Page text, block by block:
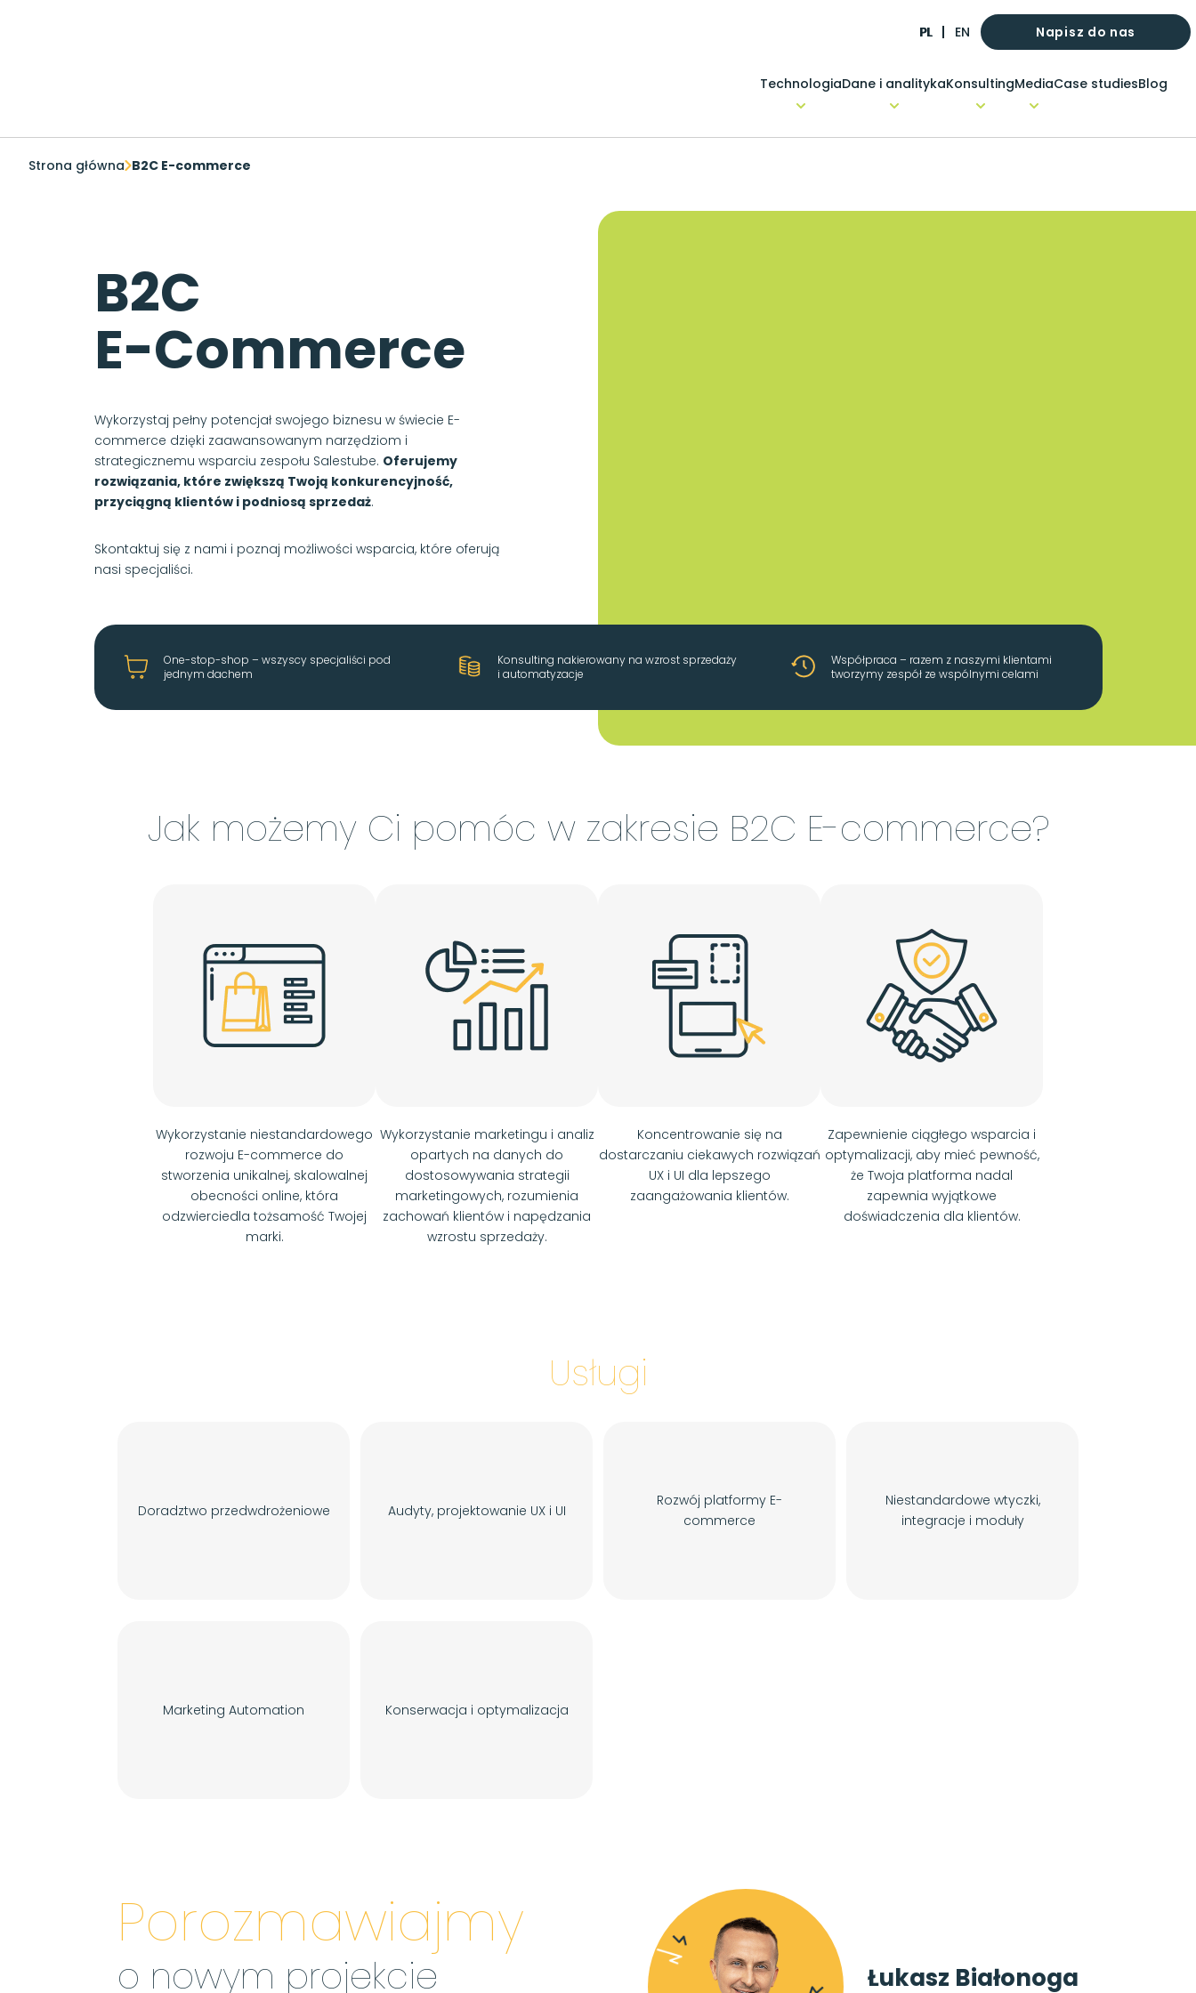
PL EN Napisz do nas
TechnologiaDane i analitykaKonsultingMediaCase studiesBlog
Strona główna B2C E-commerce
B2C
E-Commerce
Wykorzystaj pełny potencjał swojego biznesu w świecie E-
commerce dzięki zaawansowanym narzędziom i
strategicznemu wsparciu zespołu Salestube. Oferujemy
rozwiązania, które zwiększą Twoją konkurencyjność,
przyciągną klientów i podniosą sprzedaż.
Skontaktuj się z nami i poznaj możliwości wsparcia, które oferują
nasi specjaliści.
One-stop-shop – wszyscy specjaliści pod
jednym dachem
Konsulting nakierowany na wzrost sprzedaży
i automatyzacje
Współpraca – razem z naszymi klientami
tworzymy zespół ze wspólnymi celami
Jak możemy Ci pomóc w zakresie B2C E-commerce?
Wykorzystanie niestandardowego
rozwoju E-commerce do
stworzenia unikalnej, skalowalnej
obecności online, która
odzwierciedla tożsamość Twojej
marki.
Wykorzystanie marketingu i analiz
opartych na danych do
dostosowywania strategii
marketingowych, rozumienia
zachowań klientów i napędzania
wzrostu sprzedaży.
Koncentrowanie się na
dostarczaniu ciekawych rozwiązań
UX i UI dla lepszego
zaangażowania klientów.
Zapewnienie ciągłego wsparcia i
optymalizacji, aby mieć pewność,
że Twoja platforma nadal
zapewnia wyjątkowe
doświadczenia dla klientów.
Usługi
Doradztwo przedwdrożeniowe Audyty, projektowanie UX i UI
Rozwój platformy E-
commerce
Niestandardowe wtyczki,
integracje i moduły
Marketing Automation Konserwacja i optymalizacja
Porozmawiajmy
o nowym projekcie Łukasz Białonoga